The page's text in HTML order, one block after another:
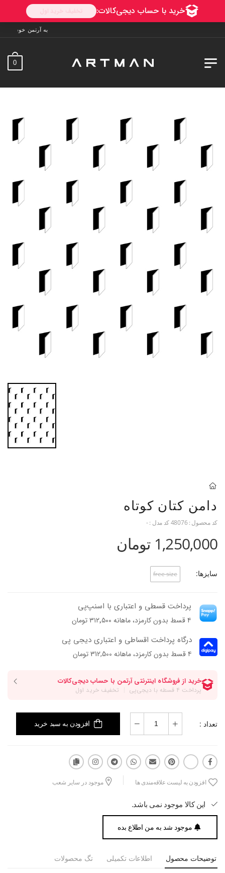
به آرتمن خوش آمدید. ارسال به سراسر
0
دامن کتان کوتاه
کد محصول : 48076کد مدل :-
1,250,000 تومان
سایزها: free size
پرداخت قسطی و اعتباری با اسنپ‌پی
۴ قسط بدون کارمزد، ماهانه ۳۱۲٬۵۰۰ تومان
درگاه پرداخت اقساطی و اعتباری دیجی پی
۴ قسط بدون کارمزد، ماهانه 312,500 تومان
تعداد : افزودن به سبد خرید
افزودن به لیست علاقه‌مندی ها موجود در سایر شعب
این کالا موجود نمی باشد.
موجود شد به من اطلاع بده
توضیحات محصول اطلاعات تکمیلی تگ محصولات